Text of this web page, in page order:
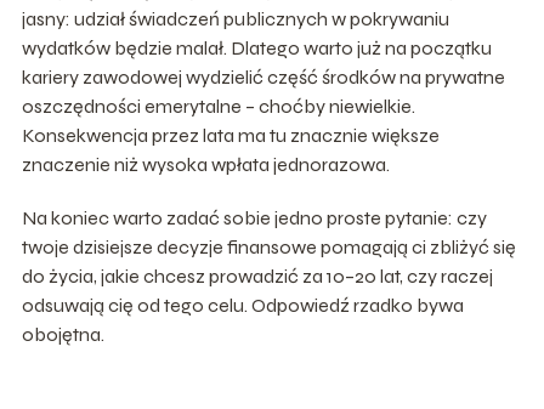
jasny: udział świadczeń publicznych w pokrywaniu
wydatków będzie malał. Dlatego warto już na początku
kariery zawodowej wydzielić część środków na prywatne
oszczędności emerytalne – choćby niewielkie.
Konsekwencja przez lata ma tu znacznie większe
znaczenie niż wysoka wpłata jednorazowa.
Na koniec warto zadać sobie jedno proste pytanie: czy
twoje dzisiejsze decyzje finansowe pomagają ci zbliżyć się
do życia, jakie chcesz prowadzić za 10–20 lat, czy raczej
odsuwają cię od tego celu. Odpowiedź rzadko bywa
obojętna.